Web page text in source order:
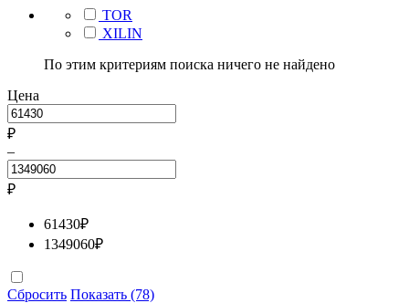
TOR
XILIN
По этим критериям поиска ничего не найдено
Цена
₽
–
₽
61430₽
1349060₽
Сбросить Показать (78)